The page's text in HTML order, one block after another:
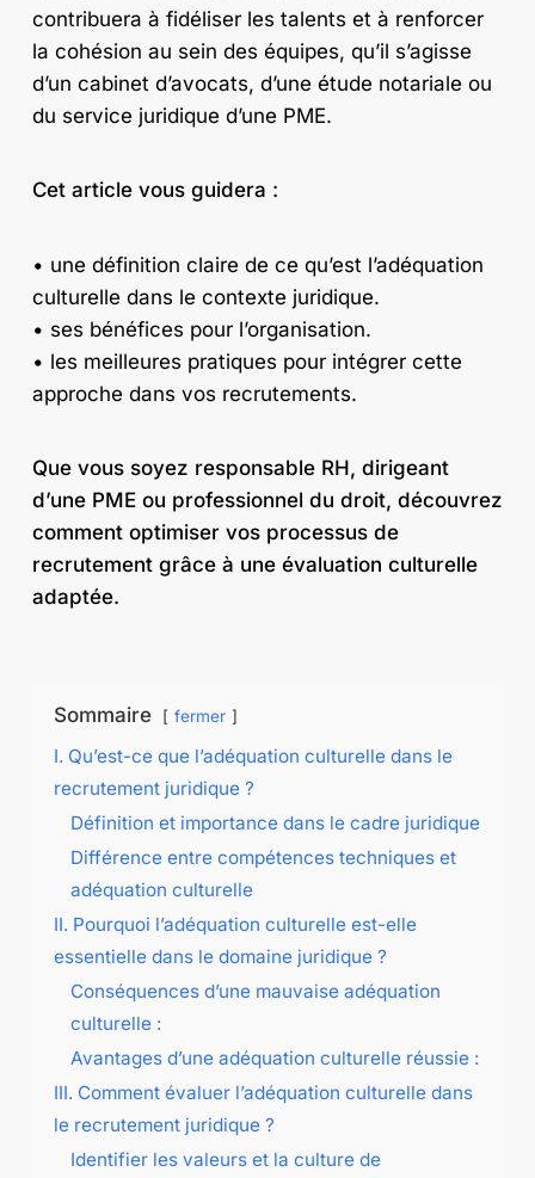
contribuera à fidéliser les talents et à renforcer
la cohésion au sein des équipes, qu’il s’agisse
d’un cabinet d’avocats, d’une étude notariale ou
du service juridique d’une PME.
Cet article vous guidera :
• une définition claire de ce qu’est l’adéquation
culturelle dans le contexte juridique.
• ses bénéfices pour l’organisation.
• les meilleures pratiques pour intégrer cette
approche dans vos recrutements.
Que vous soyez responsable RH, dirigeant
d’une PME ou professionnel du droit, découvrez
comment optimiser vos processus de
recrutement grâce à une évaluation culturelle
adaptée.
Sommaire fermer
I. Qu’est-ce que l’adéquation culturelle dans le
recrutement juridique ?
Définition et importance dans le cadre juridique
Différence entre compétences techniques et
adéquation culturelle
II. Pourquoi l’adéquation culturelle est-elle
essentielle dans le domaine juridique ?
Conséquences d’une mauvaise adéquation
culturelle :
Avantages d’une adéquation culturelle réussie :
III. Comment évaluer l’adéquation culturelle dans
le recrutement juridique ?
Identifier les valeurs et la culture de